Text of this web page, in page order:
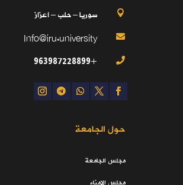
 سوريا – حلب – اعزاز

Info@iru.university

+963987228899
حول الجامعة
مجلس الجامعة
مجلس الامناء